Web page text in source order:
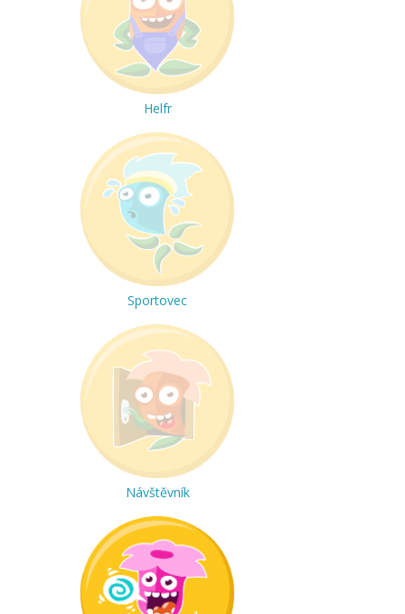
Helfr
Sportovec
Návštěvník